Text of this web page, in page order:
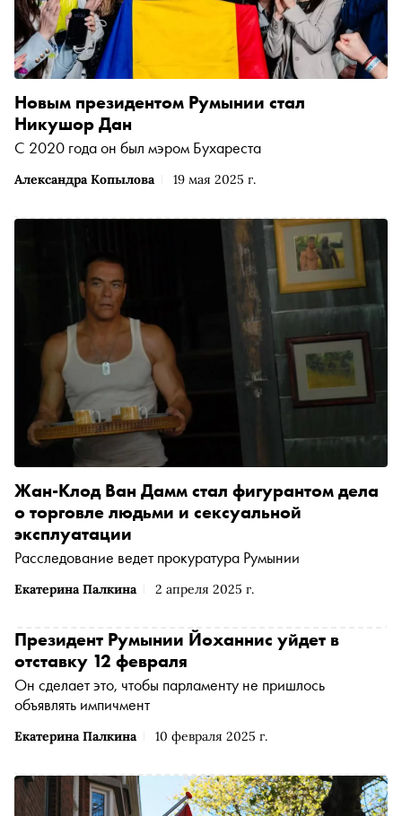
Александра Копылова 19 мая 2025 г.
Новым президентом Румынии стал
Никушор Дан
С 2020 года он был мэром Бухареста
Екатерина Палкина 2 апреля 2025 г.
Жан-Клод Ван Дамм стал фигурантом дела
о торговле людьми и сексуальной
эксплуатации
Расследование ведет прокуратура Румынии
Екатерина Палкина 10 февраля 2025 г.
Президент Румынии Йоханнис уйдет в
отставку 12 февраля
Он сделает это, чтобы парламенту не пришлось
объявлять импичмент